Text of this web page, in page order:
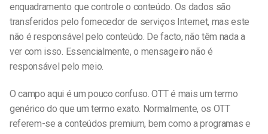
enquadramento que controle o conteúdo. Os dados são
transferidos pelo fornecedor de serviços Internet, mas este
não é responsável pelo conteúdo. De facto, não têm nada a
ver com isso. Essencialmente, o mensageiro não é
responsável pelo meio.
O campo aqui é um pouco confuso. OTT é mais um termo
genérico do que um termo exato. Normalmente, os OTT
referem-se a conteúdos premium, bem como a programas e